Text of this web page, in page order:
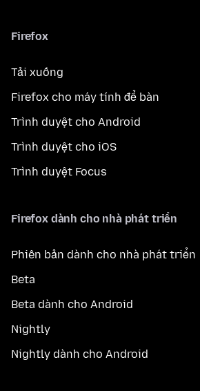
Firefox
Tải xuống
Firefox cho máy tính để bàn
Trình duyệt cho Android
Trình duyệt cho iOS
Trình duyệt Focus
Firefox dành cho nhà phát triển
Phiên bản dành cho nhà phát triển
Beta
Beta dành cho Android
Nightly
Nightly dành cho Android